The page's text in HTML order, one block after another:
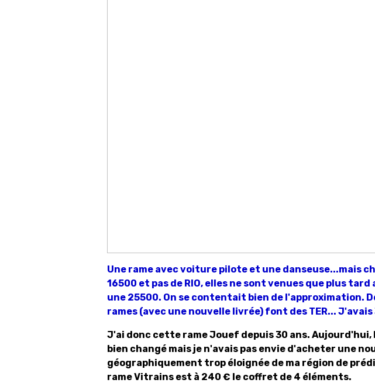
Une rame avec voiture pilote et une danseuse...mais
16500 et pas de RIO, elles ne sont venues que plus
une 25500. On se contentait bien de l'approximation.
rames (avec une nouvelle livrée) font des TER... J'avais
J'ai donc cette rame Jouef depuis 30 ans.
bien changé mais je n'avais pas envie d'acheter une
géographiquement trop éloignée de ma région de
rame Vitrains est à 240 € le coffret de 4 éléments.